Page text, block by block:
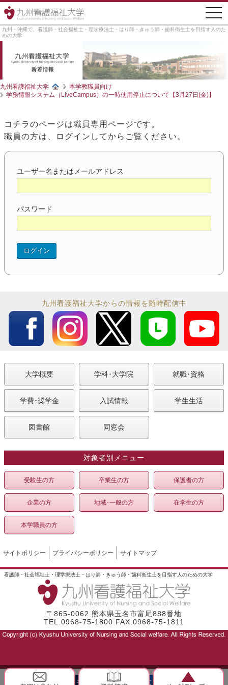
九州・沖縄で、看護師・社会福祉士・理学療法士・はり師・きゅう師・歯科衛生士を目指す人のた
めの大学
九州看護福祉大学
本学教職員向け
学務情報システム（LiveCampus）の一時使用停止について【3月27日(金)】
コチラのページは職員専用ページです。
職員の方は、ログインしてからご覧ください。
ユーザー名またはメールアドレス
パスワード
九州看護福祉大学からの情報を随時配信中
大学概要 学科･大学院 就職･資格
学費･奨学金 入試情報 学生生活
図書館 同窓会
対象者別メニュー
受験生の方 卒業生の方 保護者の方
企業の方 地域･一般の方 在学生の方
本学職員の方
サイトポリシー プライバシーポリシー サイトマップ
看護師・社会福祉士・理学療法士・はり師・きゅう師・歯科衛生士を目指す人のための大学
〒865-0062 熊本県玉名市富尾888番地
TEL.0968-75-1800 FAX.0968-75-1811
モバイル PC